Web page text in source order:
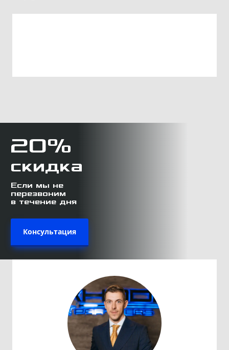
20%
скидка
Если мы не
перезвоним
в течение дня
Консультация